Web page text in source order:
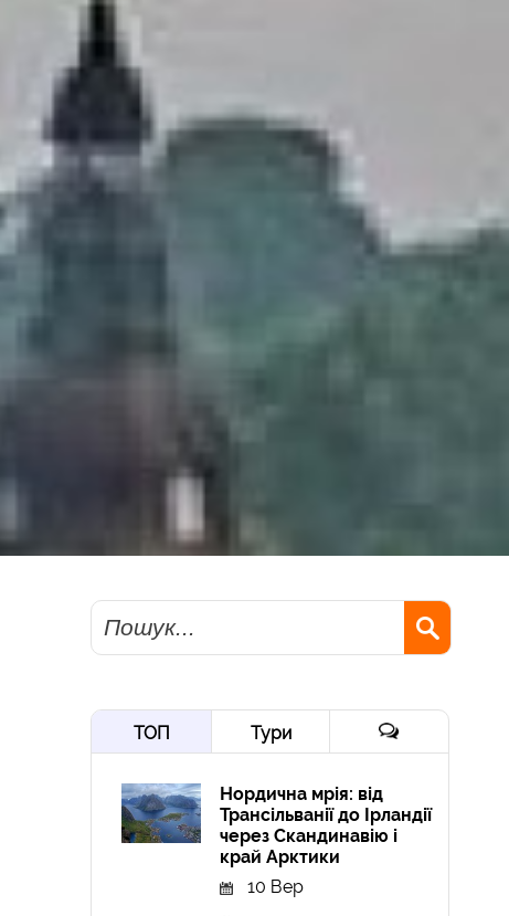
Пошук
ТОП Тури
Нордична мрія: від
Трансільванії до Ірландії
через Скандинавію і
край Арктики
10 Вер